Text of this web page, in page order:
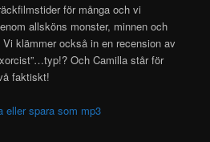
för många och vi
allsköns monster, minnen och
Vi klämmer också in en recension av
Och Camilla står för
faktiskt!
eller spara som mp3